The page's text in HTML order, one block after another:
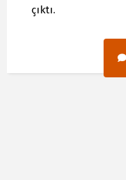
çıktı.